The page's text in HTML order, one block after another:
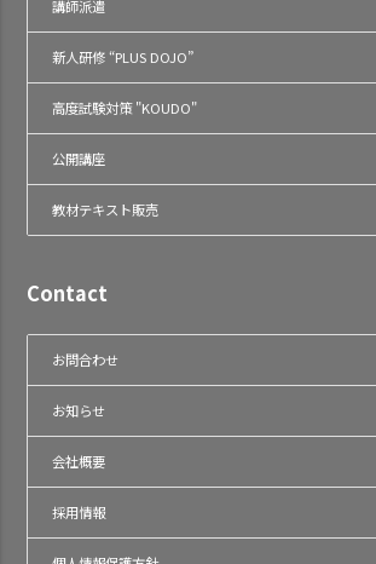
講師派遣
新人研修 “PLUS DOJO”
高度試験対策 "KOUDO"
公開講座
教材テキスト販売
Contact
お問合わせ
お知らせ
会社概要
採用情報